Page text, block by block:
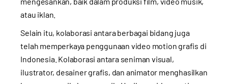
atau iklan.
Selain itu, kolaborasi antara berbagai bidang juga
telah memperkaya penggunaan video motion grafis di
Indonesia. Kolaborasi antara seniman visual,
ilustrator, desainer grafis, dan animator menghasilkan